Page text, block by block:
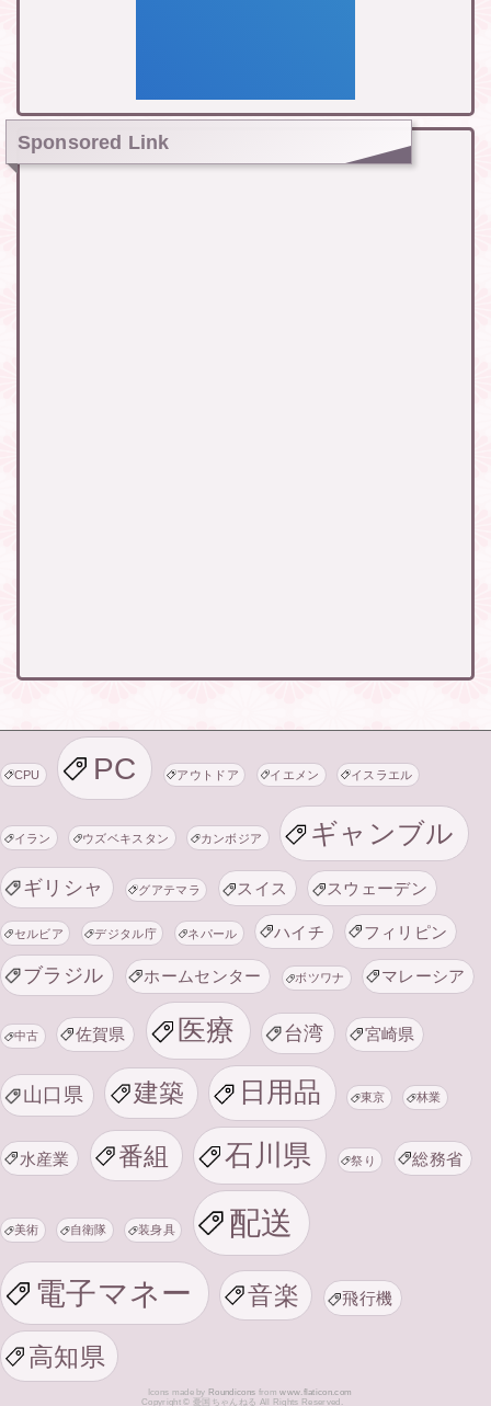
Sponsored Link
CPU PC アウトドア イエメン イスラエル
イラン ウズベキスタン カンボジア ギャンブル
ギリシャ グアテマラ スイス スウェーデン
セルビア デジタル庁 ネパール ハイチ フィリピン
ブラジル ホームセンター ボツワナ マレーシア
中古 佐賀県 医療 台湾 宮崎県
山口県 建築 日用品 東京 林業
水産業 番組 石川県 祭り 総務省
美術 自衛隊 装身具 配送
電子マネー 音楽 飛行機
高知県
Icons made by Roundicons fromwww.flaticon.com
Copyright © 憂国ちゃんねる All Rights Reserved.